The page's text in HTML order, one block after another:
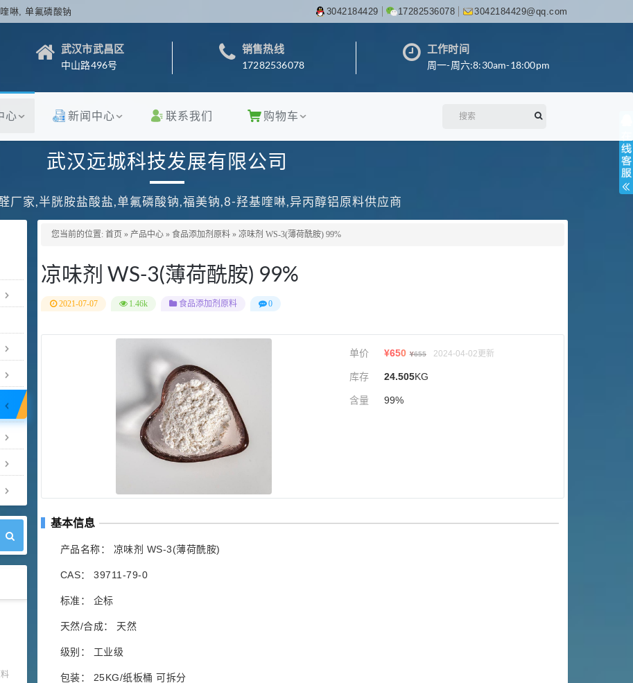
啉, 单氟磷酸钠 3042184429 17282536078 3042184429@qq.com
武汉市武昌区
中山路496号
销售热线
17282536078
工作时间
周一-周六:8:30am-18:00pm
心 新闻中心 联系我们 购物车
武汉远城科技发展有限公司
厂家,半胱胺盐酸盐,单氟磷酸钠,福美钠,8-羟基喹啉,异丙醇铝原料供应商
您当前的位置: 首页 » 产品中心 » 食品添加剂原料 » 凉味剂 WS-3(薄荷酰胺) 99%
凉味剂 WS-3(薄荷酰胺) 99%
2021-07-07 1.46k 食品添加剂原料 0
单价 ¥650 ¥655 2024-04-02更新
库存 24.505KG
含量 99%
基本信息
产品名称： 凉味剂 WS-3(薄荷酰胺)
CAS： 39711-79-0
标准： 企标
天然/合成： 天然
级别： 工业级
包装： 25KG/纸板桶 可拆分
1 胍基乙酸 98%
2021-05-25 饲料添加剂原料